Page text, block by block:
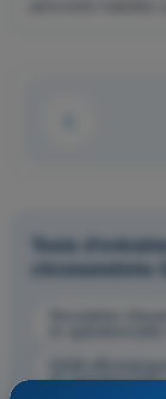
Tests
chronométrés
Simulation
QCM
et